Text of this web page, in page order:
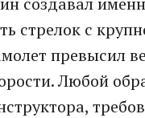
стрелок с
превысил
Любой